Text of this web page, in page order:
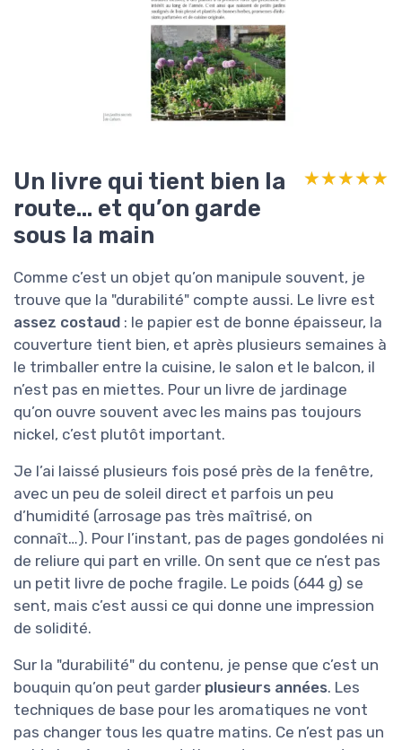
Un livre qui tient bien la
route… et qu’on garde
sous la main
★★★★★
★★★★★
Comme c’est un objet qu’on manipule souvent, je
trouve que la "durabilité" compte aussi. Le livre est
assez costaud : le papier est de bonne épaisseur, la
couverture tient bien, et après plusieurs semaines à
le trimballer entre la cuisine, le salon et le balcon, il
n’est pas en miettes. Pour un livre de jardinage
qu’on ouvre souvent avec les mains pas toujours
nickel, c’est plutôt important.
Je l’ai laissé plusieurs fois posé près de la fenêtre,
avec un peu de soleil direct et parfois un peu
d’humidité (arrosage pas très maîtrisé, on
connaît…). Pour l’instant, pas de pages gondolées ni
de reliure qui part en vrille. On sent que ce n’est pas
un petit livre de poche fragile. Le poids (644 g) se
sent, mais c’est aussi ce qui donne une impression
de solidité.
Sur la "durabilité" du contenu, je pense que c’est un
bouquin qu’on peut garder plusieurs années. Les
techniques de base pour les aromatiques ne vont
pas changer tous les quatre matins. Ce n’est pas un